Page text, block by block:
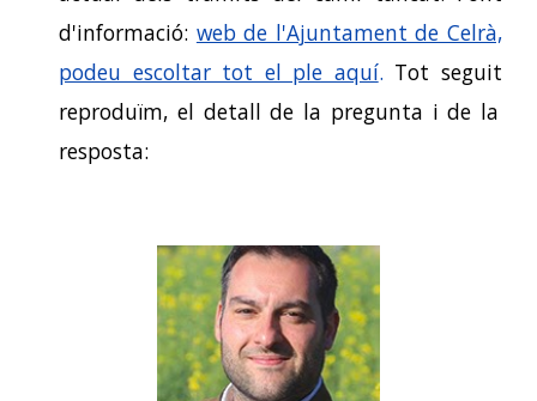
d'informació: web de l'Ajuntament de Celrà,
podeu escoltar tot el ple aquí. Tot seguit
reproduïm, el detall de la pregunta i de la
resposta: